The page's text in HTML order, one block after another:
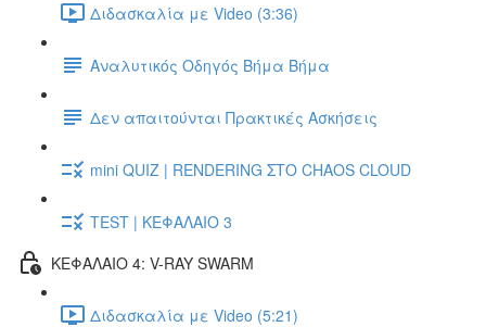
Διδασκαλία με Video (3:36)
Αναλυτικός Οδηγός Βήμα Βήμα
Δεν απαιτούνται Πρακτικές Ασκήσεις
mini QUIZ | RENDERING ΣΤΟ CHAOS CLOUD
TEST | ΚΕΦΑΛΑΙΟ 3
ΚΕΦΑΛΑΙΟ 4: V-RAY SWARM
Διδασκαλία με Video (5:21)